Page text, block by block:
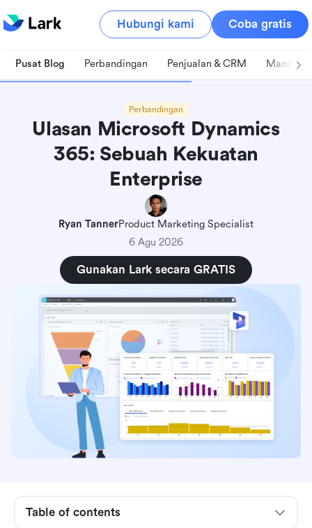
Hubungi kami Coba gratis
Pusat Blog Perbandingan Penjualan & CRM
Perbandingan
Ulasan Microsoft Dynamics
365: Sebuah Kekuatan
Enterprise
Ryan TannerProduct Marketing Specialist
6 Agu 2026
Gunakan Lark secara GRATIS
Table of contents
Gambaran umum Microsoft Dynamics 365: